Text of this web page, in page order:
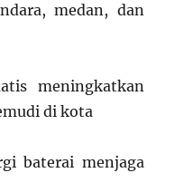
medan, dan
meningkatkan
di kota
baterai menjaga